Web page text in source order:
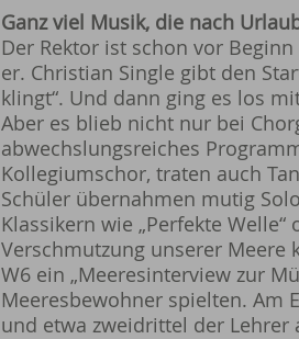
Ganz viel Musik, die nach
Der Rektor ist schon vor
er. Christian Single gibt den
klingt“. Und dann ging es los
Aber es blieb nicht nur bei
abwechslungsreiches
Kollegiumschor, traten auch
Schüler übernahmen mutig
Klassikern wie „Perfekte
Verschmutzung unserer Meere
W6 ein „Meeresinterview zur
Meeresbewohner spielten. Am
und etwa zweidrittel der Lehrer